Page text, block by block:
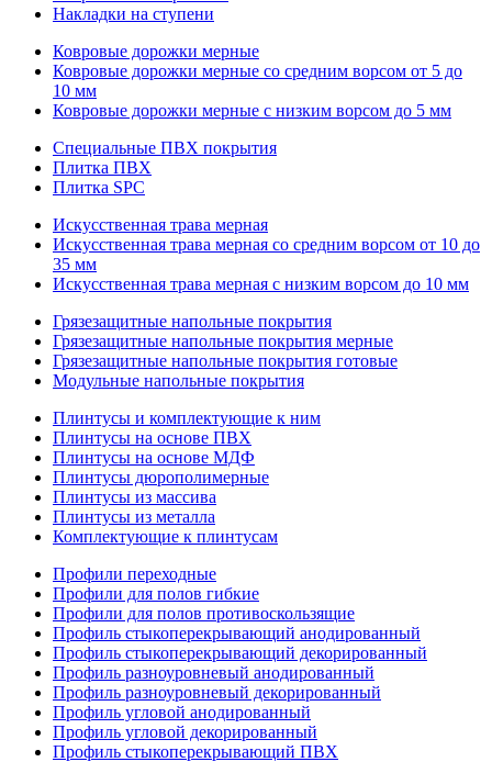
Накладки на ступени
Ковровые дорожки мерные
Ковровые дорожки мерные со средним ворсом от 5 до
10 мм
Ковровые дорожки мерные с низким ворсом до 5 мм
Специальные ПВХ покрытия
Плитка ПВХ
Плитка SPC
Искуccтвенная трава мерная
Искусственная трава мерная со средним ворсом от 10 до
35 мм
Искусственная трава мерная с низким ворсом до 10 мм
Грязезащитные напольные покрытия
Грязезащитные напольные покрытия мерные
Грязезащитные напольные покрытия готовые
Модульные напольные покрытия
Плинтусы и комплектующие к ним
Плинтусы на основе ПВХ
Плинтусы на основе МДФ
Плинтусы дюрополимерные
Плинтусы из массива
Плинтусы из металла
Комплектующие к плинтусам
Профили переходные
Профили для полов гибкие
Профили для полов противоскользящие
Профиль стыкоперекрывающий анодированный
Профиль стыкоперекрывающий декорированный
Профиль разноуровневый анодированный
Профиль разноуровневый декорированный
Профиль угловой анодированный
Профиль угловой декорированный
Профиль стыкоперекрывающий ПВХ